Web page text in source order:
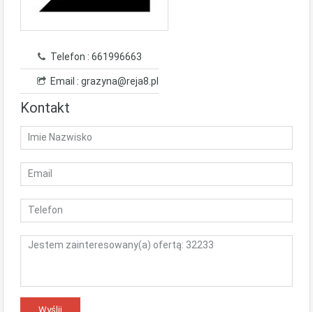
Telefon : 661996663
Email : grazyna@reja8.pl
Kontakt